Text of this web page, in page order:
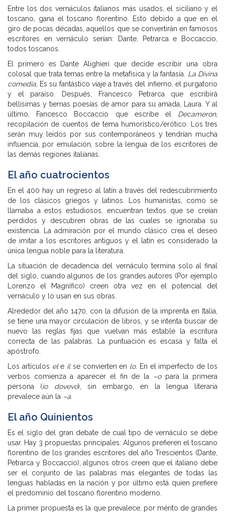
Entre los dos vernáculos italianos más usados, el siciliano y el
toscano, gana el toscano florentino. Esto debido a que en el
giro de pocas décadas, aquellos que se convertirán en famosos
escritores en vernáculo serían: Dante, Petrarca e Boccaccio,
todos toscanos.
El primero es Dante Alighieri que decide escribir una obra
colosal que trata temas entre la metafísica y la fantasía. La Divina
comedia , Es su fantástico viaje a través del infierno, el purgatorio
y el paraíso. Después, Francesco Petrarca que escribirá
bellísimas y tiernas poesías de amor para su amada, Laura. Y al
último, Fancesco Boccaccio que escribe el Decameron,
recopilación de cuentos de tema humorístico/erótico. Los tres
serán muy leídos por sus contemporáneos y tendrían mucha
influencia, por emulación, sobre la lengua de los escritores de
las demás regiones italianas.
El año cuatrocientos
En el 400 hay un regreso al latín a través del redescubrimiento
de los clásicos griegos y latinos. Los humanistas, como se
llamaba a estos estudiosos, encuentran textos que se creían
perdidos y descubren obras de las cuales se ignoraba su
existencia. La admiración por el mundo clásico crea el deseo
de imitar a los escritores antiguos y el latín es considerado la
única lengua noble para la literatura.
La situación de decadencia del vernáculo termina solo al final
del siglo, cuando algunos de los grandes autores (Por ejemplo
Lorenzo el Magnífico) creen otra vez en el potencial del
vernáculo y lo usan en sus obras.
Alrededor del año 1470, con la difusión de la imprenta en Italia,
se tiene una mayor circulación de libros, y se intenta buscar de
nuevo las reglas fijas que vuelvan más estable la escritura
correcta de las palabras. La puntuación es escasa y falta el
apóstrofo.
Los artículos ele ilse convierten en lo. En el imperfecto de los
verbos comienza a aparecer el fin de la
–opara la primera
persona (io dovevo), sin embargo, en la lengua literaria
prevalece aún la –a
El año Quinientos
Es el siglo del gran debate de cual tipo de vernáculo se debe
usar. Hay 3 propuestas principales: Algunos prefieren el toscano
florentino de los grandes escritores del año Trescientos (Dante,
Petrarca y Boccaccio), algunos otros creen que el italiano debe
ser el conjunto de las palabras más elegantes de todas las
lenguas habladas en la nación y por último está quien prefiere
el predominio del toscano florentino moderno.
La primer propuesta es la que prevalece, por mérito de grandes